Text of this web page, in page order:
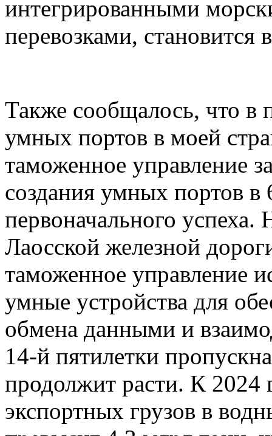
интегрированными
перевозками, становится
Также сообщалось, что в
умных портов в моей
таможенное управление
создания умных портов
первоначального
Лаосской железной
таможенное управление
умные устройства для
обмена данными и
14-й пятилетки
продолжит расти. К
экспортных грузов в